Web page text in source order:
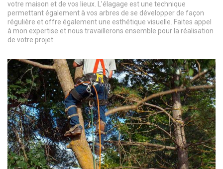
votre maison et de vos lieux. L’élagage est une technique
permettant également à vos arbres de se développer de façon
régulière et offre également une esthétique visuelle. Faites appel
à mon expertise et nous travaillerons ensemble pour la réalisation
de votre projet.